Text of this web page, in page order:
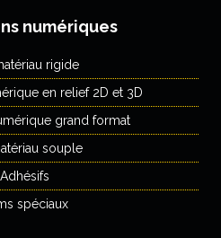
numériques
rigide
en relief 2D et 3D
grand format
souple
Adhésifs
spéciaux